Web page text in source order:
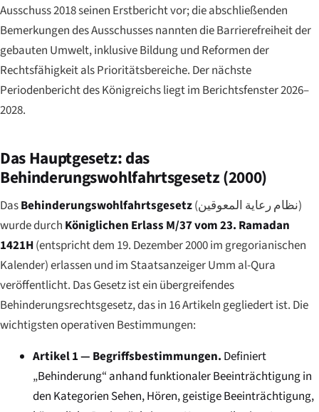
Ausschuss 2018 seinen Erstbericht vor; die abschließenden
Bemerkungen des Ausschusses nannten die Barrierefreiheit der
gebauten Umwelt, inklusive Bildung und Reformen der
Rechtsfähigkeit als Prioritätsbereiche. Der nächste
Periodenbericht des Königreichs liegt im Berichtsfenster 2026–
2028.
Das Hauptgesetz: das
Behinderungswohlfahrtsgesetz (2000)
DasBehinderungswohlfahrtsgesetz(نظام رعاية المعوقين)
wurde durch Königlichen Erlass M/37 vom 23. Ramadan
1421H(entspricht dem 19. Dezember 2000 im gregorianischen
Kalender) erlassen und im StaatsanzeigerUmm al-Qura
veröffentlicht. Das Gesetz ist ein übergreifendes
Behinderungsrechtsgesetz, das in 16 Artikeln gegliedert ist. Die
wichtigsten operativen Bestimmungen:
Artikel 1 — Begriffsbestimmungen. Definiert
„Behinderung“ anhand funktionaler Beeinträchtigung in
den Kategorien Sehen, Hören, geistige Beeinträchtigung,